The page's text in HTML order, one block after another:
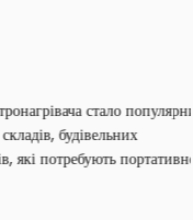
стало популярним
будівельних
портативного,